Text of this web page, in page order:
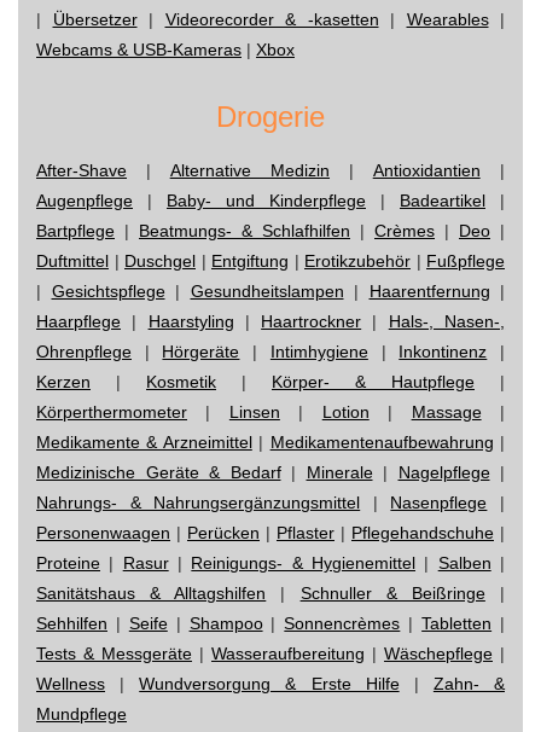
| Übersetzer| Videorecorder & -kasetten | Wearables|
Webcams & USB-Kameras | Xbox
Drogerie
After-Shave | Alternative Medizin | Antioxidantien |
Augenpflege | Baby- und Kinderpflege | Badeartikel |
Bartpflege | Beatmungs- & Schlafhilfen | Crèmes | Deo |
Duftmittel | Duschgel | Entgiftung | Erotikzubehör | Fußpflege
| Gesichtspflege| Gesundheitslampen | Haarentfernung |
Haarpflege | Haarstyling | Haartrockner | Hals-, Nasen-,
Ohrenpflege | Hörgeräte | Intimhygiene| Inkontinenz |
Kerzen | Kosmetik | Körper- & Hautpflege |
Körperthermometer | Linsen | Lotion | Massage|
Medikamente & Arzneimittel| Medikamentenaufbewahrung |
Medizinische Geräte & Bedarf| Minerale| Nagelpflege|
Nahrungs- & Nahrungsergänzungsmittel | Nasenpflege |
Personenwaagen | Perücken | Pflaster | Pflegehandschuhe |
Proteine | Rasur| Reinigungs- & Hygienemittel | Salben |
Sanitätshaus & Alltagshilfen | Schnuller & Beißringe|
Sehhilfen | Seife| Shampoo|Sonnencrèmes |Tabletten |
Tests & Messgeräte | Wasseraufbereitung | Wäschepflege |
Wellness |Wundversorgung & Erste Hilfe| Zahn- &
Mundpflege